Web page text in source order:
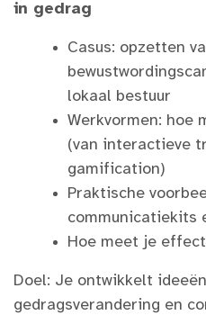
in gedrag
Casus: opzetten
lokaal bestuur
Werkvormen: hoe
(van interactieve
gamification)
Praktische
communicatiekits
Hoe meet je
Doel: Je ontwikkelt
gedragsverandering en